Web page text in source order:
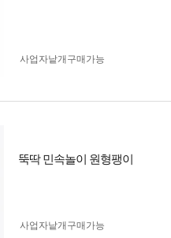
사업자 낱개구매가능
뚝딱 민속놀이 원형팽이
사업자 낱개구매가능